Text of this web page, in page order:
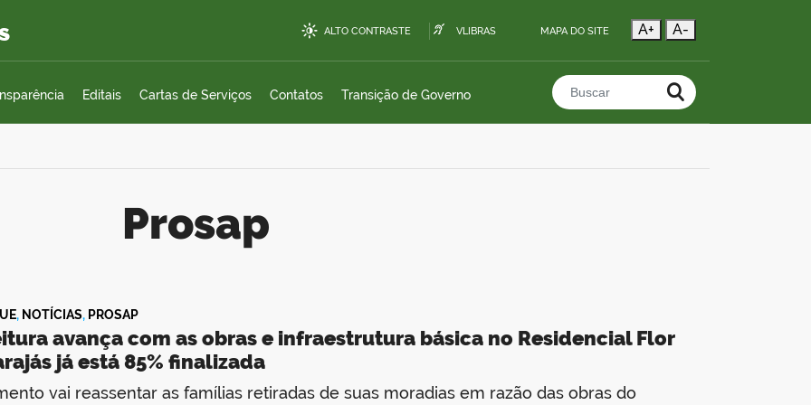
ALTO CONTRASTE VLIBRAS MAPA DO SITE A+ A-
Editais Cartas de Serviços Contatos Transição de Governo Buscar no portal
Prosap
, NOTÍCIAS, PROSAP
avança com as obras e infraestrutura básica no Residencial Flor
já está 85% finalizada
vai reassentar as famílias retiradas de suas moradias em razão das obras do